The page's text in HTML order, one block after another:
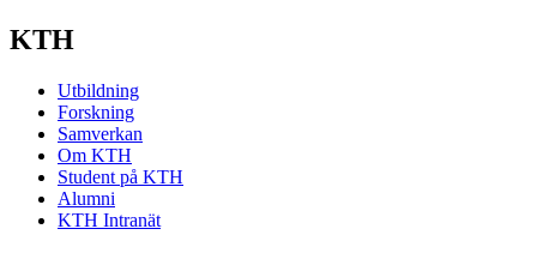
KTH
Utbildning
Forskning
Samverkan
Om KTH
Student på KTH
Alumni
KTH Intranät